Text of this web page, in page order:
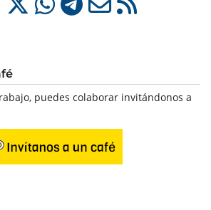
puedes colaborar invitándonos a